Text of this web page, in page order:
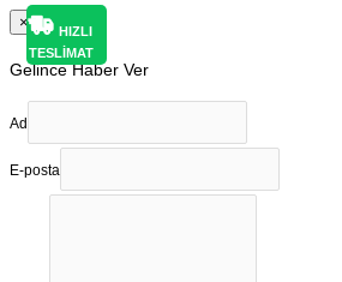
×
Gelince Haber Ver
Ad
E-posta
HIZLI
TESLİMAT